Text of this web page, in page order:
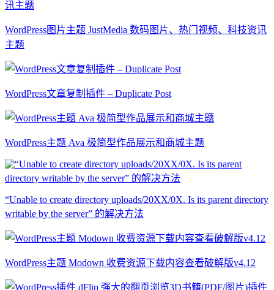
WordPress图片主题 JustMedia 数码图片、热门视频、科技资讯
主题
WordPress文章复制插件 – Duplicate Post
WordPress主题 Ava 极简型作品展示和商城主题
“Unable to create directory uploads/20XX/0X. Is its parent directory
writable by the server” 的解决方法
WordPress主题 Modown 收费资源下载内容查看破解版v4.12